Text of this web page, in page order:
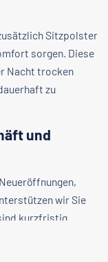
Sitzpolster
sorgen. Diese
Nacht trocken
zu
und
wir Sie
kurzfristig